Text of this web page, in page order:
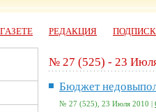
РЕДАКЦИЯ
№ 27 (525) - 23
Бюджет
№ 27 (525), 23 Июля 2010 |